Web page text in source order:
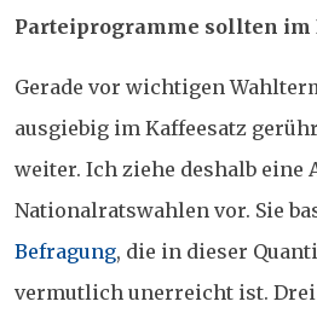
Parteiprogramme sollten
Gerade vor wichtigen
ausgiebig im Kaffeesatz
weiter. Ich ziehe deshalb eine
Nationalratswahlen vor. Sie
Befragung, die in dieser
vermutlich unerreicht ist.